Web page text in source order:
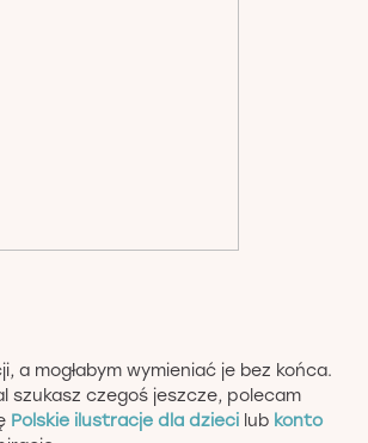
a mogłabym wymieniać je bez końca.
szukasz czegoś jeszcze, polecam
Polskie ilustracje dla dzieci lub konto